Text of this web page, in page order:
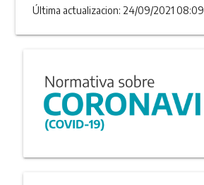
Última actualizacion: 24/09/2021 08:09